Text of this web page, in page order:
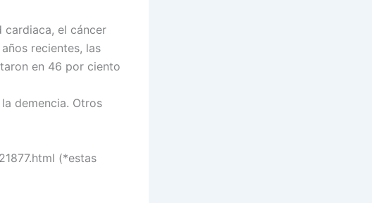
cardiaca, el cáncer
recientes, las
en 46 por ciento
demencia. Otros
(*estas